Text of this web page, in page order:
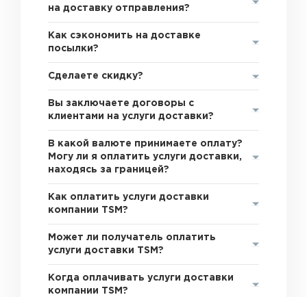
на доставку отправления?
Как сэкономить на доставке
посылки?
Сделаете скидку?
Вы заключаете договоры с
клиентами на услуги доставки?
В какой валюте принимаете оплату?
Могу ли я оплатить услуги доставки,
находясь за границей?
Как оплатить услуги доставки
компании TSM?
Может ли получатель оплатить
услуги доставки TSM?
Когда оплачивать услуги доставки
компании TSM?